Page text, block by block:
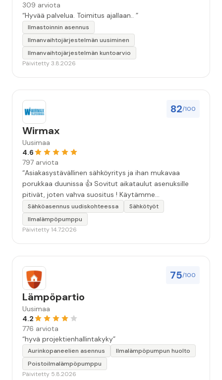
309 arviota
“Hyvää palvelua. Toimitus ajallaan.. ”
Ilmastoinnin asennus
Ilmanvaihtojärjestelmän uusiminen
Ilmanvaihtojärjestelmän kuntoarvio
Päivitetty 3.8.2026
82/100
Wirmax
Uusimaa
4.6
797 arviota
“Asiakasystävällinen sähköyritys ja ihan mukavaa
porukkaa duunissa 👍 Sovitut aikataulut asenuksille
pitivät, joten vahva suositus ! Käytämme
seuraavallakin kerralla!”
Sähköasennus uudiskohteessa
Sähkötyöt
Ilmalämpöpumppu
Päivitetty 14.7.2026
75/100
Lämpöpartio
Uusimaa
4.2
776 arviota
“hyvä projektienhallintakyky”
Aurinkopaneelien asennus
Ilmalämpöpumpun huolto
Poistoilmalämpöpumppu
Päivitetty 5.8.2026